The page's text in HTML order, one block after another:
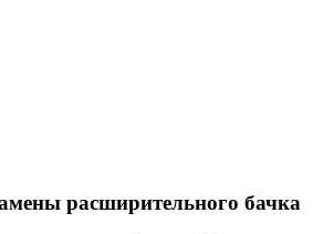
расширительного бачка